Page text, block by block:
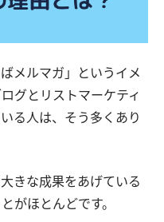
メルマガ」というイメ
グとリストマーケティ
る人は、そう多くあり
きな成果をあげている
がほとんどです。